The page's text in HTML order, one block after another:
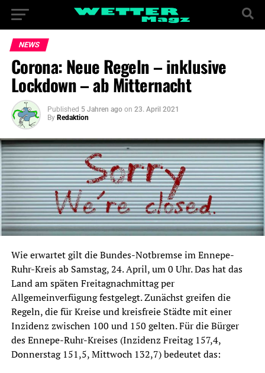
NEWS
Corona: Neue Regeln – inklusive
Lockdown – ab Mitternacht
Published 5 Jahren ago on 23. April 2021
By Redaktion
Wie erwartet gilt die Bundes-Notbremse im Ennepe-
Ruhr-Kreis ab Samstag, 24. April, um 0 Uhr. Das hat das
Land am späten Freitagnachmittag per
Allgemeinverfügung festgelegt. Zunächst greifen die
Regeln, die für Kreise und kreisfreie Städte mit einer
Inzidenz zwischen 100 und 150 gelten. Für die Bürger
des Ennepe-Ruhr-Kreises (Inzidenz Freitag 157,4,
Donnerstag 151,5, Mittwoch 132,7) bedeutet das: